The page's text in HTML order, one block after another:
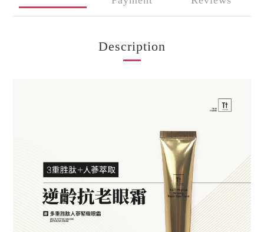
Description